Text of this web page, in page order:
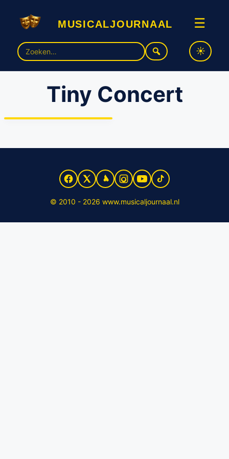
musicaljournaal ☰
Zoek
naar:
Tiny Concert
Homemade organiseert
online ’In Tiny Concert’ in
samenwerking met
Droomparken Nederland
© 2010 - 2026 www.musicaljournaal.nl